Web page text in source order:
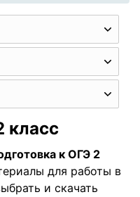
класс
к ОГЭ 2
для работы в
и скачать